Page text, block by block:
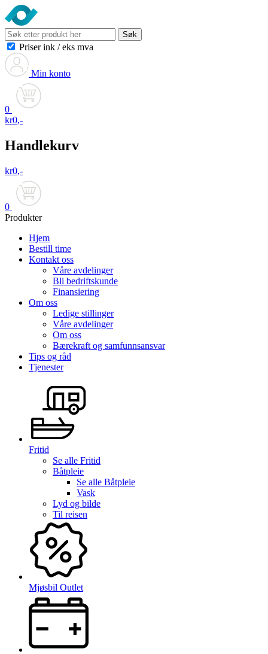
Søk
Priser ink / eks mva
Min konto
0
kr0,-
Handlekurv
kr0,-
0
Produkter
Hjem
Bestill time
Kontakt oss
Våre avdelinger
Bli bedriftskunde
Finansiering
Om oss
Ledige stillinger
Våre avdelinger
Om oss
Bærekraft og samfunnsansvar
Tips og råd
Tjenester
Fritid
Se alle Fritid
Båtpleie
Se alle Båtpleie
Vask
Lyd og bilde
Til reisen
Mjøsbil Outlet